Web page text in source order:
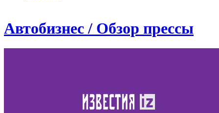
Автобизнес / Обзор прессы